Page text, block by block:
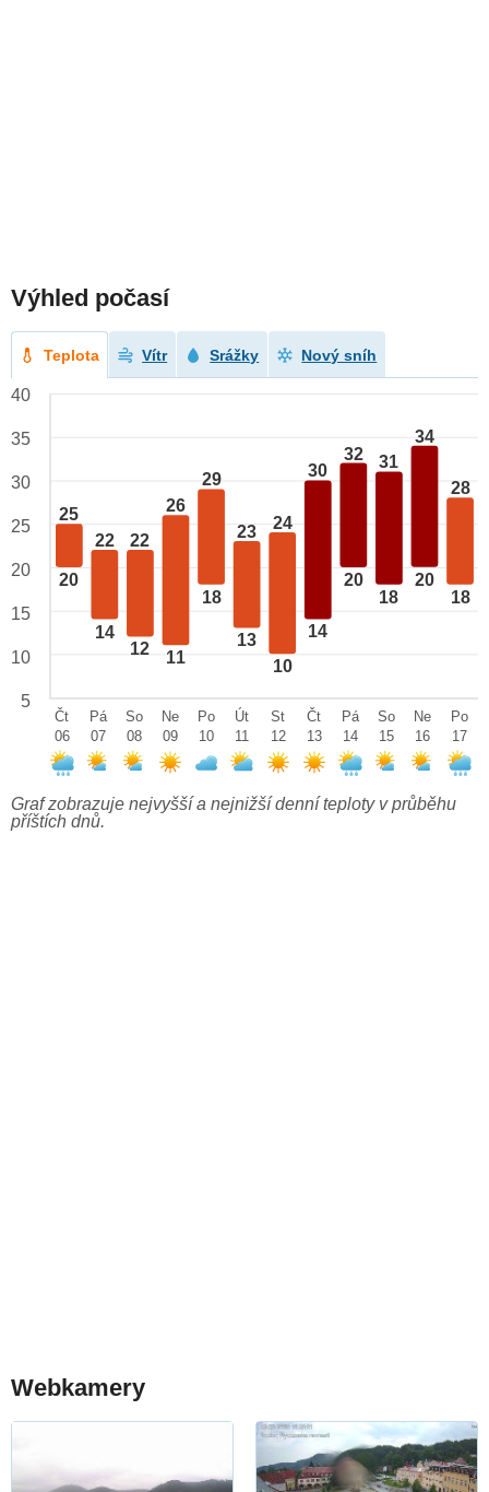
Výhled počasí
Teplota Vítr Srážky Nový sníh
25
20
22
14
22
12
26
11
29
18
23
13
24
10
30
14
32
20
31
18
34
20
28
18
40
35
30
25
20
15
10
5
Čt
06
Pá
07
So
08
Ne
09
Po
10
Út
11
St
12
Čt
13
Pá
14
So
15
Ne
16
Po
17
Graf zobrazuje nejvyšší a nejnižší denní teploty v průběhu
příštích dnů.
Webkamery